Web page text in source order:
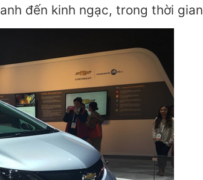
đến kinh ngạc, trong thời